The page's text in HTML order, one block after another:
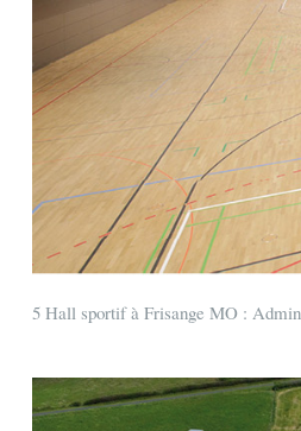
5 Hall sportif à Frisange MO :